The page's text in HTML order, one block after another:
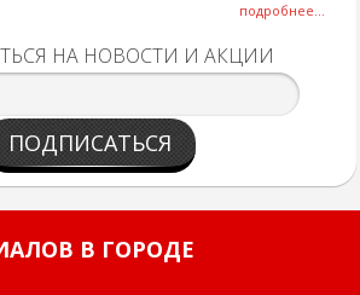
подробнее...
НА НОВОСТИ И АКЦИИ
ПОДПИСАТЬСЯ
В ГОРОДЕ